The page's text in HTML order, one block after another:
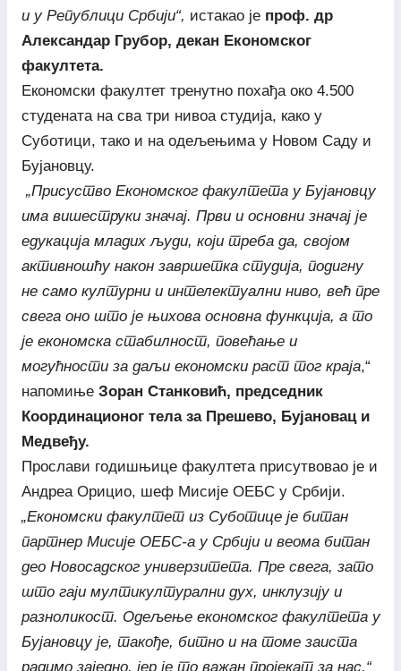
и у Републици Србији“, истакао је проф. др
Александар Грубор, декан Економског
факултета.
Економски факултет тренутно похађа око 4.500
студената на сва три нивоа студија, како у
Суботици, тако и на одељењима у Новом Саду и
Бујановцу.
„Присуство Економског факултета у Бујановцу
има вишеструки значај. Први и основни значај је
едукација младих људи, који треба да, својом
активношћу након завршетка студија, подигну
не само културни и интелектуални ниво, већ пре
свега оно што је њихова основна функција, а то
је економска стабилност, повећање и
могућности за даљи економски раст тог краја,“
напомиње Зоран Станковић, председник
Координационог тела за Прешево, Бујановац и
Медвеђу.
Прослави годишњице факултета присутвовао је и
Андреа Орицио, шеф Мисије ОЕБС у Србији.
„Економски факултет из Суботице је битан
партнер Мисије ОЕБС-а у Србији и веома битан
део Новосадског универзитета. Пре свега, зато
што гаји мултикултурални дух, инклузију и
разноликост. Одељење економског факултета у
Бујановцу је, такође, битно и на томе заиста
радимо заједно, јер је то важан пројекат за нас,“